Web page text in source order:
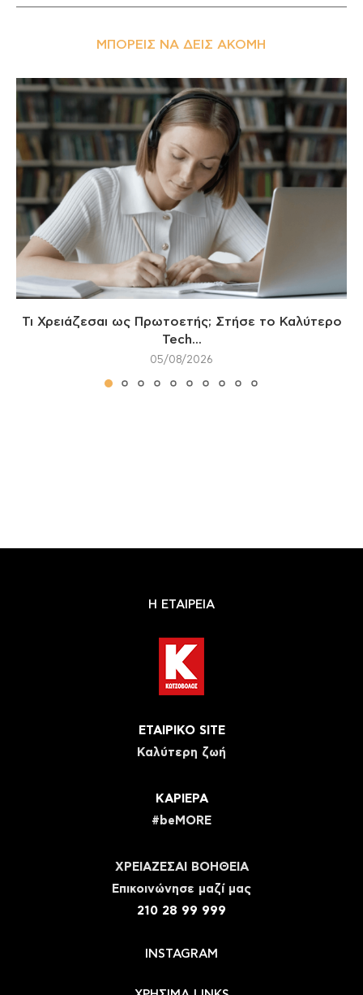
ΜΠΟΡΕΊΣ ΝΑ ΔΕΙΣ ΑΚΌΜΗ
Τι Χρειάζεσαι ως Πρωτοετής; Στήσε το Καλύτερο
Tech...
05/08/2026
Η ΕΤΑΙΡΕΙΑ
ΕΤΑΙΡΙΚΟ SITE
Καλύτερη ζωή
ΚΑΡΙΕΡΑ
#beMORE
ΧΡΕΙΑΖΕΣΑΙ ΒΟΗΘΕΙΑ
Eπικοινώνησε μαζί μας
210 28 99 999
INSTAGRAM